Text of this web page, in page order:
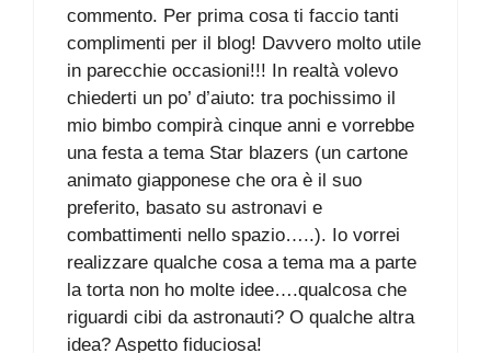
commento. Per prima cosa ti faccio tanti
complimenti per il blog! Davvero molto utile
in parecchie occasioni!!! In realtà volevo
chiederti un po’ d’aiuto: tra pochissimo il
mio bimbo compirà cinque anni e vorrebbe
una festa a tema Star blazers (un cartone
animato giapponese che ora è il suo
preferito, basato su astronavi e
combattimenti nello spazio…..). Io vorrei
realizzare qualche cosa a tema ma a parte
la torta non ho molte idee….qualcosa che
riguardi cibi da astronauti? O qualche altra
idea? Aspetto fiduciosa!